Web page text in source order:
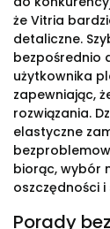
że Vitria
detaliczne.
bezpośrednio
użytkownika
zapewniając,
rozwiązania.
elastyczne
biorąc, wybór
oszczędności
Porady